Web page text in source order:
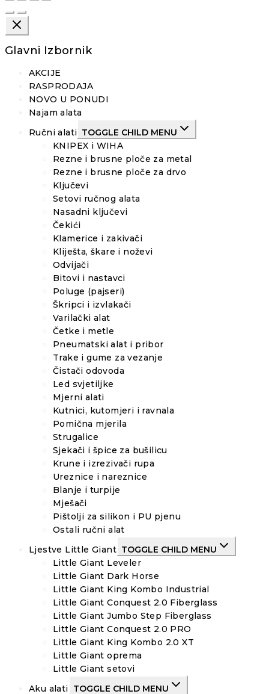
Glavni Izbornik
AKCIJE
RASPRODAJA
NOVO U PONUDI
Najam alata
Ručni alati TOGGLE CHILD MENU
KNIPEX i WIHA
Rezne i brusne ploče za metal
Rezne i brusne ploče za drvo
Ključevi
Setovi ručnog alata
Nasadni ključevi
Čekići
Klamerice i zakivači
Kliješta, škare i noževi
Odvijači
Bitovi i nastavci
Poluge (pajseri)
Škripci i izvlakači
Varilački alat
Četke i metle
Pneumatski alat i pribor
Trake i gume za vezanje
Čistači odovoda
Led svjetiljke
Mjerni alati
Kutnici, kutomjeri i ravnala
Pomična mjerila
Strugalice
Sjekači i špice za bušilicu
Krune i izrezivači rupa
Ureznice i nareznice
Blanje i turpije
Mješači
Pištolji za silikon i PU pjenu
Ostali ručni alat
Ljestve Little Giant TOGGLE CHILD MENU
Little Giant Leveler
Little Giant Dark Horse
Little Giant King Kombo Industrial
Little Giant Conquest 2.0 Fiberglass
Little Giant Jumbo Step Fiberglass
Little Giant Conquest 2.0 PRO
Little Giant King Kombo 2.0 XT
Little Giant oprema
Little Giant setovi
Aku alati TOGGLE CHILD MENU